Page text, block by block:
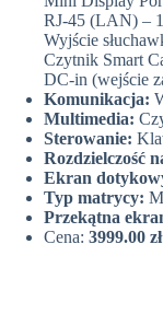
RJ-45 (LAN) –
Wyjście
Czytnik Smart
DC-in (wejście
Komunikacja:
Multimedia:
Sterowanie:
Rozdzielczość
Ekran
Typ matrycy:
Przekątna
Cena: 3999.00 zł